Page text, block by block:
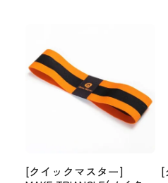
[クイックマスター]
[